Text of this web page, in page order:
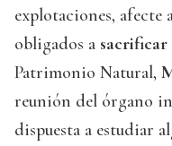
explotaciones, afecte
obligados a sacrificar
Patrimonio Natural,
reunión del órgano
dispuesta a estudiar